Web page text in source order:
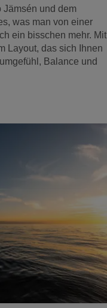
Jämsén und dem
was man von einer
ein bisschen mehr. Mit
Layout, das sich Ihnen
Balance und